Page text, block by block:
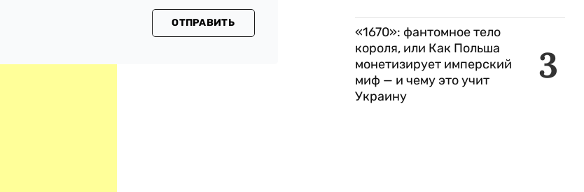
ОТПРАВИТЬ
3
«1670»: фантомное тело
короля, или Как Польша
монетизирует имперский
миф — и чему это учит
Украину